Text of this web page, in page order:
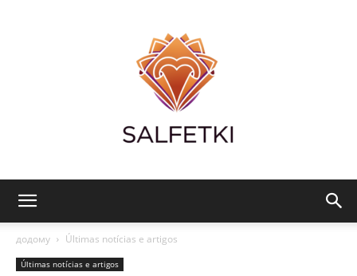
додому Últimas notícias e artigos
Últimas notícias e artigos